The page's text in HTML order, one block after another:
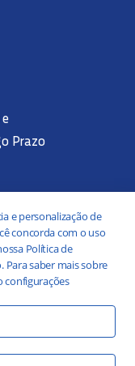
Prazo
e personalização de
concorda com o uso
Política de
Para saber mais sobre
configurações